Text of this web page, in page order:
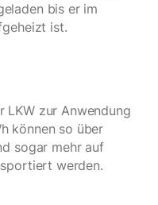
bis er im
ist.
LKW zur Anwendung
können so über
sogar mehr auf
werden.